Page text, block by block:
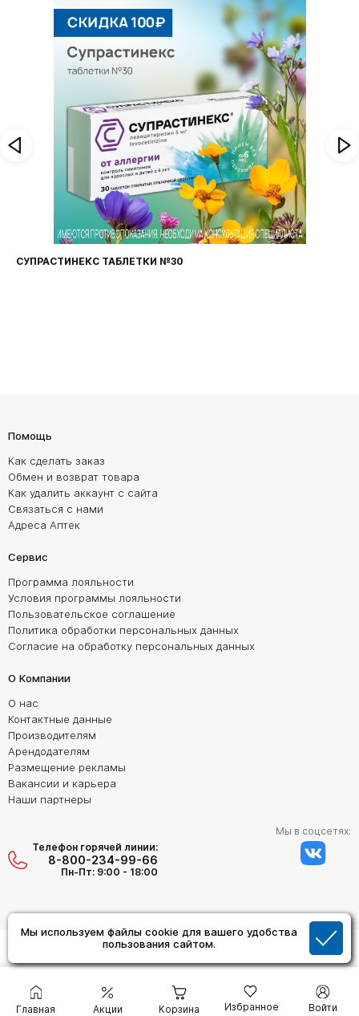
Мы используем файлы cookie для вашего удобства
пользования сайтом.
Главная Акции Корзина Избранное Войти
СУПРАСТИНЕКС ТАБЛЕТКИ №30
Помощь
Как сделать заказ
Обмен и возврат товара
Как удалить аккаунт с сайта
Связаться с нами
Адреса Аптек
Сервис
Программа лояльности
Условия программы лояльности
Пользовательское соглашение
Политика обработки персональных данных
Согласие на обработку персональных данных
О Компании
О нас
Контактные данные
Производителям
Арендодателям
Размещение рекламы
Вакансии и карьера
Наши партнеры
Телефон горячей линии:
8-800-234-99-66
Пн-Пт: 9:00 - 18:00
Мы в соцсетях: